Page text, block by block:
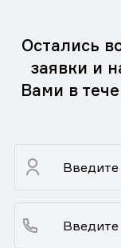
Остались
заявки и
Вами в